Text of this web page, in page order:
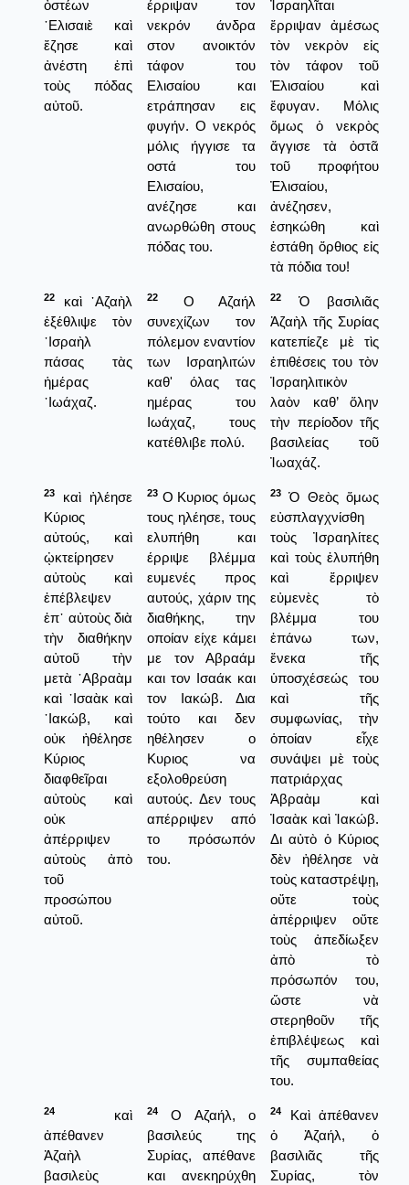
ὀστέων
῾Ελισαιὲ καὶ
ἔζησε καὶ
ἀνέστη ἐπὶ
τοὺς πόδας
αὐτοῦ.
έρριψαν τον
νεκρόν άνδρα
στον ανοικτόν
τάφον του
Ελισαίου και
ετράπησαν εις
φυγήν. Ο νεκρός
μόλις ήγγισε τα
οστά του
Ελισαίου,
ανέζησε και
ανωρθώθη στους
πόδας του.
Ἰσραηλῖται
ἔρριψαν ἀμέσως
τὸν νεκρὸν εἰς
τὸν τάφον τοῦ
Ἐλισαίου καὶ
ἔφυγαν. Μόλις
ὅμως ὁ νεκρὸς
ἄγγισε τὰ ὀστᾶ
τοῦ προφήτου
Ἐλισαίου,
ἀνέζησεν,
ἐσηκώθη καὶ
ἐστάθη ὄρθιος εἰς
τὰ πόδια του!
22
καὶ ᾿Αζαὴλ
ἐξέθλιψε τὸν
᾿Ισραὴλ
πάσας τὰς
ἡμέρας
᾿Ιωάχαζ.
22
Ο Αζαήλ
συνεχίζων τον
πόλεμον εναντίον
των Ισραηλιτών
καθ' όλας τας
ημέρας του
Ιωάχαζ, τους
κατέθλιβε πολύ.
22
Ὁ βασιλιᾶς
Ἀζαὴλ τῆς Συρίας
κατεπίεζε μὲ τὶς
ἐπιθέσεις του τὸν
Ἰσραηλιτικὸν
λαὸν καθ’ ὅλην
τὴν περίοδον τῆς
βασιλείας τοῦ
Ἰωαχάζ.
23
καὶ ἠλέησε
Κύριος
αὐτούς, καὶ
ᾠκτείρησεν
αὐτοὺς καὶ
ἐπέβλεψεν
ἐπ᾿ αὐτοὺς διὰ
τὴν διαθήκην
αὐτοῦ τὴν
μετὰ ῾Αβραὰμ
καὶ ᾿Ισαὰκ καὶ
᾿Ιακώβ, καὶ
οὐκ ἠθέλησε
Κύριος
διαφθεῖραι
αὐτοὺς καὶ
οὐκ
ἀπέρριψεν
αὐτοὺς ἀπὸ
τοῦ
προσώπου
αὐτοῦ.
23 Ο Κυριος όμως
τους ηλέησε, τους
ελυπήθη και
έρριψε βλέμμα
ευμενές προς
αυτούς, χάριν της
διαθήκης, την
οποίαν είχε κάμει
με τον Αβραάμ
και τον Ισαάκ και
τον Ιακώβ. Δια
τούτο και δεν
ηθέλησεν ο
Κυριος να
εξολοθρεύση
αυτούς. Δεν τους
απέρριψεν από
το πρόσωπόν
του.
23
Ὁ Θεὸς ὅμως
εὐσπλαγχνίσθη
τοὺς Ἰσραηλίτες
καὶ τοὺς ἐλυπήθη
καὶ ἔρριψεν
εὐμενὲς τὸ
βλέμμα του
ἐπάνω των,
ἔνεκα τῆς
ὑποσχέσεώς του
καὶ τῆς
συμφωνίας, τὴν
ὁποίαν εἶχε
συνάψει μὲ τοὺς
πατριάρχας
Ἀβραὰμ καὶ
Ἰσαὰκ καὶ Ἰακώβ.
Δι αὐτὸ ὁ Κύριος
δὲν ἠθέλησε νὰ
τοὺς καταστρέψῃ,
οὔτε τοὺς
ἀπέρριψεν οὔτε
τοὺς ἀπεδίωξεν
ἀπὸ τὸ
πρόσωπόν του,
ὥστε νὰ
στερηθοῦν τῆς
ἐπιβλέψεως καὶ
τῆς συμπαθείας
του.
24
καὶ
ἀπέθανεν
Ἀζαὴλ
βασιλεὺς
24
Ο Αζαήλ, ο
βασιλεύς της
Συρίας, απέθανε
και ανεκηρύχθη
24
Καὶ ἀπέθανεν
ὁ Ἀζαήλ, ὁ
βασιλιᾶς τῆς
Συρίας, τὸν